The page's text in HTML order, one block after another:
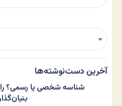
آخرین دست‌نوشته‌ها
شناسه شخصی یا رسمی؟